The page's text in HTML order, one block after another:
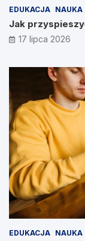
EDUKACJA NAUKA
Jak
17 lipca 2026
EDUKACJA NAUKA